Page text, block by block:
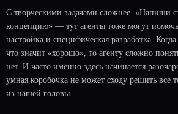
С творческими задачами сложнее. «Напиши
концепцию» — тут агенты тоже могут
настройка и специфическая разработка.
что значит «хорошо», то агенту сложно
нет. И часто именно здесь начинается
умная коробочка не может сходу решить все
из нашей головы.
ЗАДАЙ ВОПРОС,